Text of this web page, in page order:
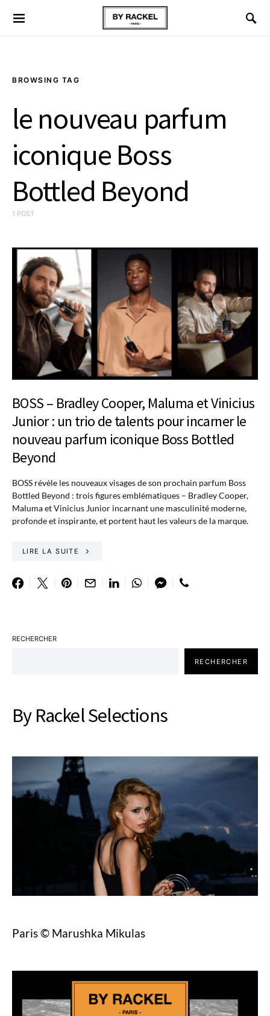
BROWSING TAG
le nouveau parfum
iconique Boss
Bottled Beyond
1 POST
BOSS – Bradley Cooper, Maluma et Vinicius
Junior : un trio de talents pour incarner le
nouveau parfum iconique Boss Bottled
Beyond
BOSS révèle les nouveaux visages de son prochain parfum Boss
Bottled Beyond : trois figures emblématiques – Bradley Cooper,
Maluma et Vinicius Junior incarnant une masculinité moderne,
profonde et inspirante, et portent haut les valeurs de la marque.
LIRE LA SUITE
RECHERCHER
RECHERCHER
By Rackel Selections
Paris © Marushka Mikulas